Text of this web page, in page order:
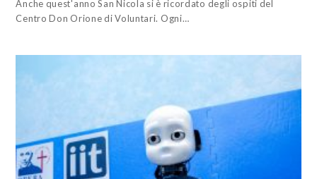
Anche quest'anno San Nicola si è ricordato degli ospiti del
Centro Don Orione di Voluntari. Ogni…